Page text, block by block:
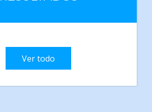
Ver todo